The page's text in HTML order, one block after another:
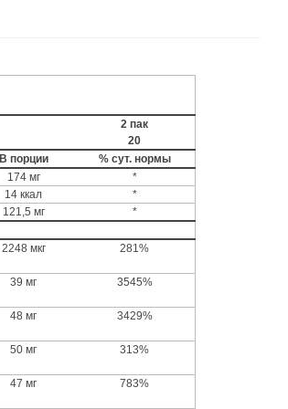
2 пак
20
В порции
% сут. нормы
174 мг
*
14 ккал
*
121,5 мг
*
2248 мкг
281%
39 мг
3545%
48 мг
3429%
50 мг
313%
47 мг
783%